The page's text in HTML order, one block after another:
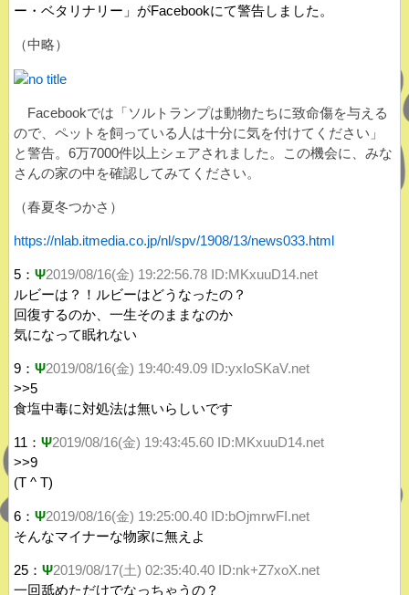
ー・ベタリナリー」がFacebookにて警告しました。
（中略）
Facebookでは「ソルトランプは動物たちに致命傷を与える
ので、ペットを飼っている人は十分に気を付けてください」
と警告。6万7000件以上シェアされました。この機会に、みな
さんの家の中を確認してみてください。
（春夏冬つかさ）
https://nlab.itmedia.co.jp/nl/spv/1908/13/news033.html
5： Ψ2019/08/16(金) 19:22:56.78 ID:MKxuuD14.net
ルビーは？！ルビーはどうなったの？
回復するのか、一生そのままなのか
気になって眠れない
9： Ψ2019/08/16(金) 19:40:49.09 ID:yxIoSKaV.net
>>5
食塩中毒に対処法は無いらしいです
11： Ψ2019/08/16(金) 19:43:45.60 ID:MKxuuD14.net
>>9
(T ^ T)
6： Ψ2019/08/16(金) 19:25:00.40 ID:bOjmrwFI.net
そんなマイナーな物家に無えよ
25： Ψ2019/08/17(土) 02:35:40.40 ID:nk+Z7xoX.net
一回舐めただけでなっちゃうの？